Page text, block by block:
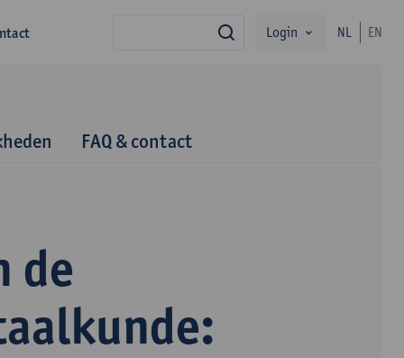
zoekLogin NL EN
FAQ & contact
de